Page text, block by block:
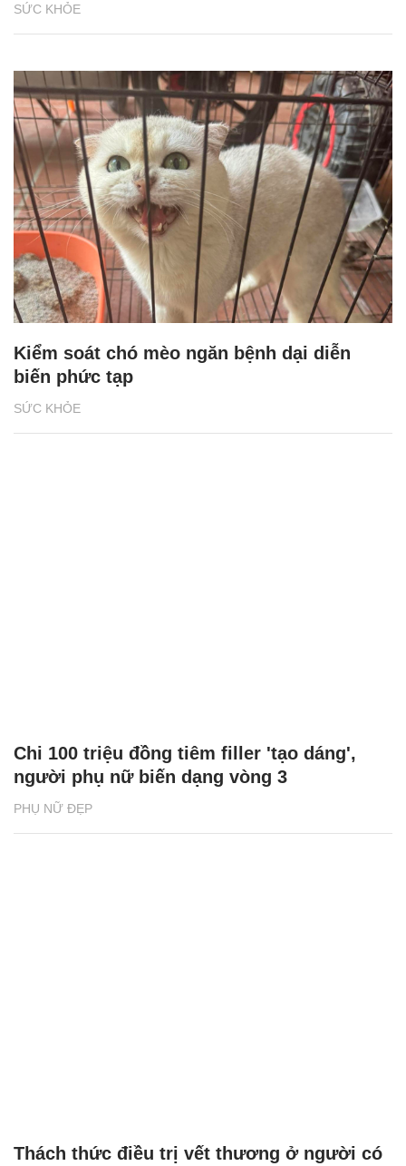
SỨC KHỎE
SỨC KHỎE
Kiểm soát chó mèo ngăn bệnh dại diễn
biến phức tạp
PHỤ NỮ ĐẸP
Chi 100 triệu đồng tiêm filler 'tạo dáng',
người phụ nữ biến dạng vòng 3
Thách thức điều trị vết thương ở người có